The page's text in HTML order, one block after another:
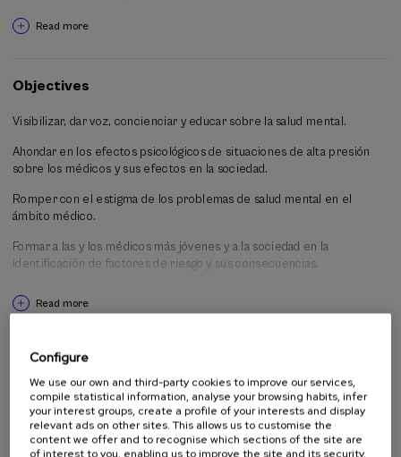
psicólogo clínico.
no deja de crecer, se intensifican los factores de estrés y el estigma
esta segunda edición no sólo resulta necesaria, sino que se convierte
en una oportunidad para consolidar y ampliar este espacio de
reflexión, apoyo y formación, fortaleciendo el compromiso con la
salud mental en el ámbito sanitario y contribuyendo a una atención
más humana y de calidad.
Read more
Objectives
Visibilizar, dar voz, concienciar y educar sobre la salud mental.
Ahondar en los efectos psicológicos de situaciones de alta presión
sobre los médicos y sus efectos en la sociedad.
Romper con el estigma de los problemas de salud mental en el
ámbito médico.
Formar a las y los médicos más jóvenes y a la sociedad en la
identificación de factores de riesgo y sus consecuencias.
Mediante el taller práctico con el psicólogo clínico, generar
dinámicas de participación donde se incorporan herramientas
Read more
Activity directed to
All public
University student
Students not from university
Teachers
Configure
We use our own and third-party cookies to improve our services,
compile statistical information, analyse your browsing habits, infer
your interest groups, create a profile of your interests and display
relevant ads on other sites. This allows us to customise the
content we offer and to recognise which sections of the site are
of interest to you, enabling us to improve the site and its security.